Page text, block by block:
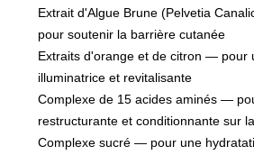
Extrait d'Algue Brune (Pelvetia
pour soutenir la barrière cutanée
Extraits d'orange et de citron — pour
illuminatrice et revitalisante
Complexe de 15 acides aminés —
restructurante et conditionnante sur
Complexe sucré — pour une